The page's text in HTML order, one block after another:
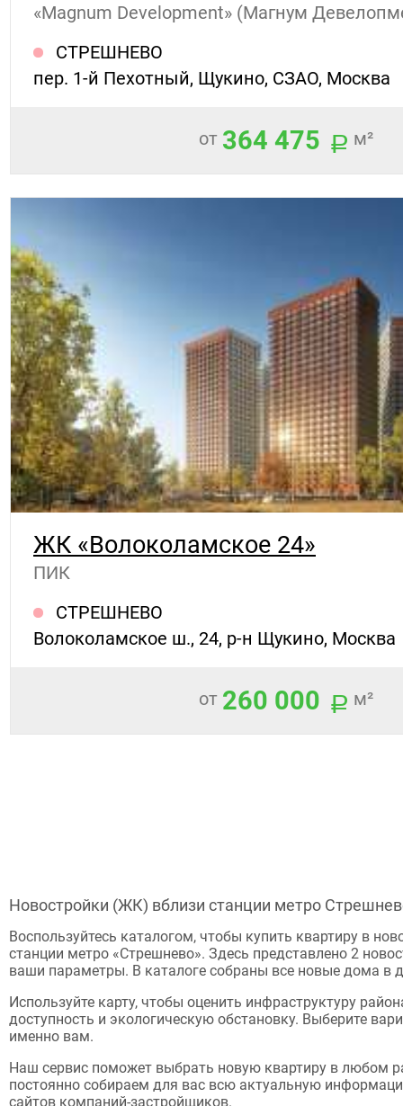
«Magnum Development» (Магнум
СТРЕШНЕВО
пер. 1-й Пехотный, Щукино, СЗАО, Москва
от 364 475 м²
ЖК «Волоколамское 24»
ПИК
СТРЕШНЕВО
Волоколамское ш., 24, р-н Щукино, Москва
от 260 000 м²
Новостройки (ЖК) вблизи станции метро
Воспользуйтесь каталогом, чтобы купить квартиру в
станции метро «Стрешнево». Здесь представлено 2
ваши параметры. В каталоге собраны все новые дома в
Используйте карту, чтобы оценить инфраструктуру
доступность и экологическую обстановку. Выберите
именно вам.
Наш сервис поможет выбрать новую квартиру в любом
постоянно собираем для вас всю актуальную
сайтов компаний-застройщиков.